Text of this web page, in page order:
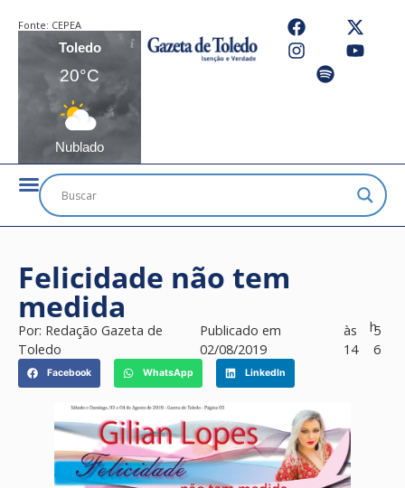
Fonte: CEPEA
Toledo
20°C
Nublado
Felicidade não tem
medida
Por: Redação Gazeta de
Toledo
Publicado em
02/08/2019
às
14
h5
6
Facebook WhatsApp LinkedIn